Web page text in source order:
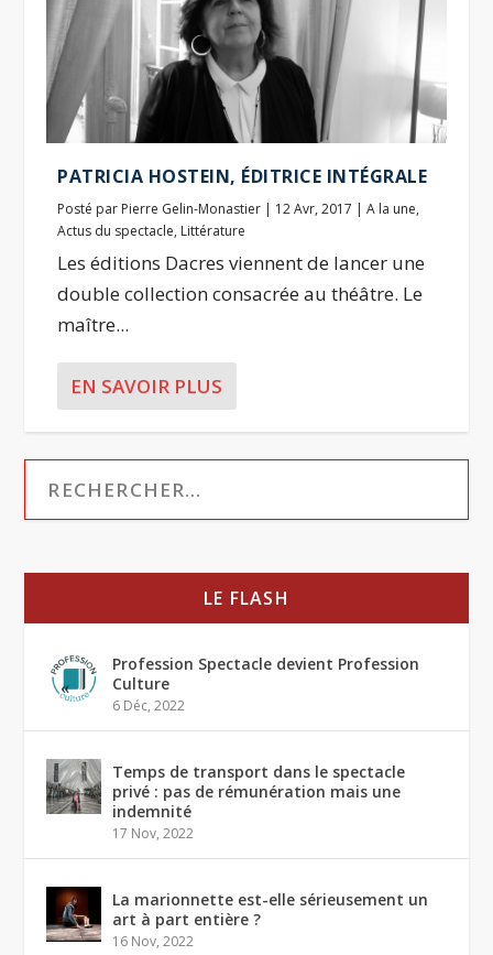
PATRICIA HOSTEIN, ÉDITRICE INTÉGRALE
Posté par Pierre Gelin-Monastier | 12 Avr, 2017 |A la une,
Actus du spectacle, Littérature
Les éditions Dacres viennent de lancer une
double collection consacrée au théâtre. Le
maître...
EN SAVOIR PLUS
LE FLASH
Profession Spectacle devient Profession
Culture
6 Déc, 2022
Temps de transport dans le spectacle
privé : pas de rémunération mais une
indemnité
17 Nov, 2022
La marionnette est-elle sérieusement un
art à part entière ?
16 Nov, 2022